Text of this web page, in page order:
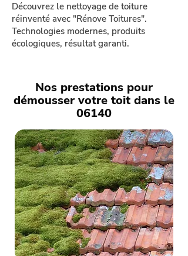
Découvrez le nettoyage de toiture
réinventé avec "Rénove Toitures".
Technologies modernes, produits
écologiques, résultat garanti.
Nos prestations pour
démousser votre toit dans le
06140